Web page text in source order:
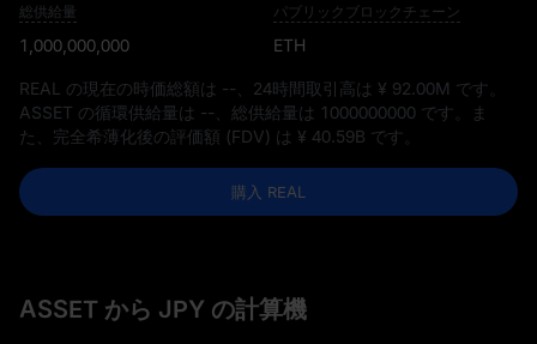
総供給量
1,000,000,000
パブリックブロックチェーン
ETH
REAL の現在の時価総額は -- 、24時間取引高は ¥ 92.00M です。
ASSET の循環供給量は -- 、総供給量は 1000000000 です。ま
た、完全希薄化後の評価額 (FDV) は ¥ 40.59B です。
購入 REAL
ASSET から JPY の計算機